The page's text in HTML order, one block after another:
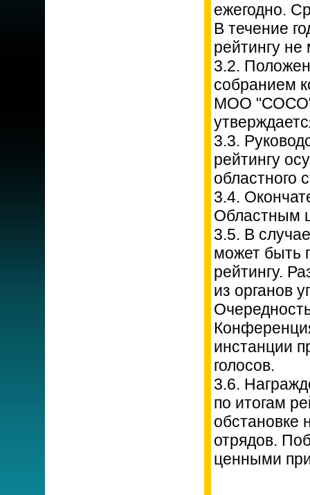
ежегодно.
В течение
рейтингу
3.2.
собранием
МОО "СОСО"
3.3.
рейтингу
областного
3.4.
Областным
3.5. В
может быть
рейтингу.
из органов
инстанции
голосов.
3.6.
по итогам
обстановке
отрядов.
ценными